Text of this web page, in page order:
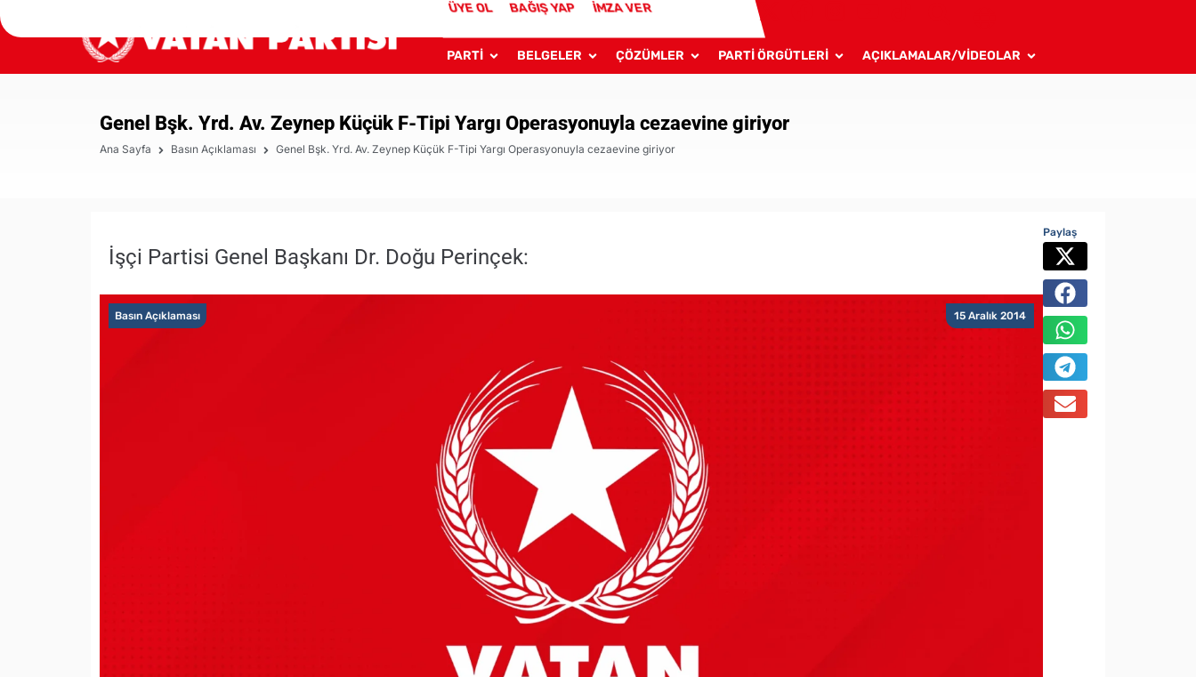
ÜYE OL BAĞIŞ YAP İMZA VER
PARTİ BELGELER ÇÖZÜMLER PARTİ ÖRGÜTLERİ AÇIKLAMALAR/VİDEOLAR
Genel Bşk. Yrd. Av. Zeynep Küçük F-Tipi Yargı Operasyonuyla cezaevine giriyor
Ana Sayfa Basın Açıklaması Genel Bşk. Yrd. Av. Zeynep Küçük F-Tipi Yargı Operasyonuyla cezaevine giriyor
İşçi Partisi Genel Başkanı Dr. Doğu Perinçek:
15 Aralık 2014
Basın Açıklaması
Paylaş